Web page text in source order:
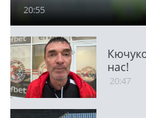
20:55
нас!
20:47